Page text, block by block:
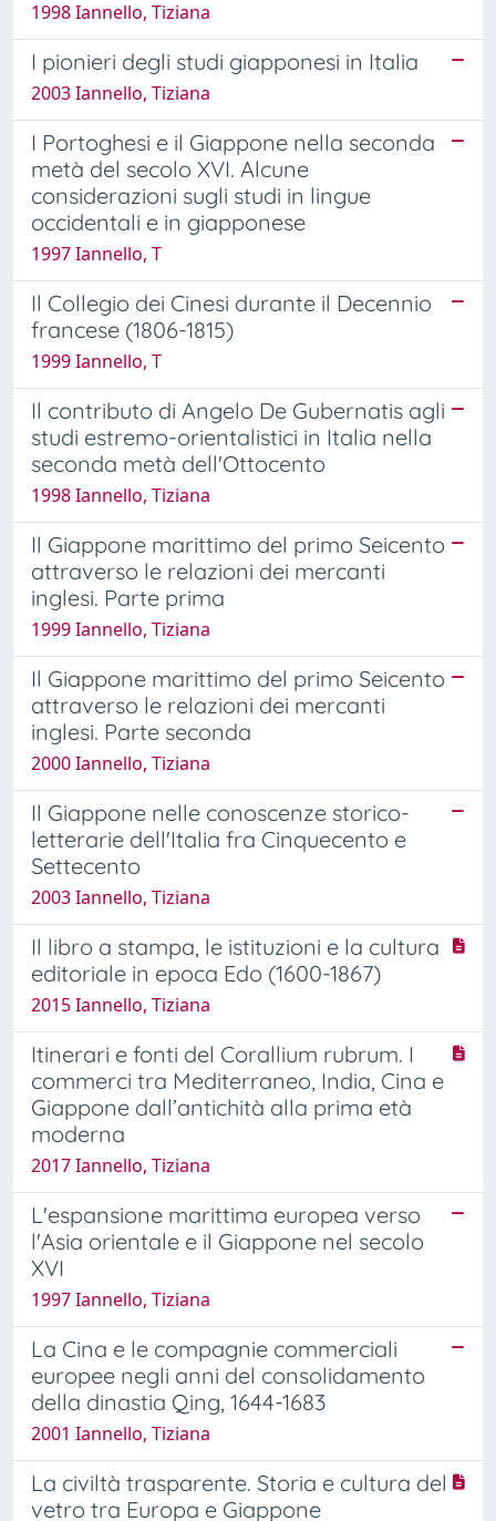
1998 Iannello, Tiziana
I pionieri degli studi giapponesi in Italia
2003 Iannello, Tiziana
I Portoghesi e il Giappone nella seconda
metà del secolo XVI. Alcune
considerazioni sugli studi in lingue
occidentali e in giapponese
1997 Iannello, T
Il Collegio dei Cinesi durante il Decennio
francese (1806-1815)
1999 Iannello, T
Il contributo di Angelo De Gubernatis agli
studi estremo-orientalistici in Italia nella
seconda metà dell'Ottocento
1998 Iannello, Tiziana
Il Giappone marittimo del primo Seicento
attraverso le relazioni dei mercanti
inglesi. Parte prima
1999 Iannello, Tiziana
Il Giappone marittimo del primo Seicento
attraverso le relazioni dei mercanti
inglesi. Parte seconda
2000 Iannello, Tiziana
Il Giappone nelle conoscenze storico-
letterarie dell'Italia fra Cinquecento e
Settecento
2003 Iannello, Tiziana
Il libro a stampa, le istituzioni e la cultura
editoriale in epoca Edo (1600-1867)
2015 Iannello, Tiziana
Itinerari e fonti del Corallium rubrum. I
commerci tra Mediterraneo, India, Cina e
Giappone dall’antichità alla prima età
moderna
2017 Iannello, Tiziana
L'espansione marittima europea verso
l'Asia orientale e il Giappone nel secolo
XVI
1997 Iannello, Tiziana
La Cina e le compagnie commerciali
europee negli anni del consolidamento
della dinastia Qing, 1644-1683
2001 Iannello, Tiziana
La civiltà trasparente. Storia e cultura del
vetro tra Europa e Giappone